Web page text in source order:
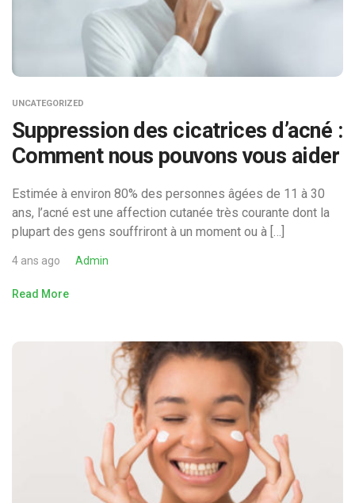
UNCATEGORIZED
Suppression des cicatrices d’acné :
Comment nous pouvons vous aider
Estimée à environ 80% des personnes âgées de 11 à 30
ans, l’acné est une affection cutanée très courante dont la
plupart des gens souffriront à un moment ou à […]
4 ans ago Admin
Read More